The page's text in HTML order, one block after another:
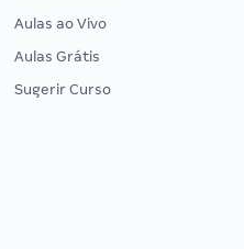
Aulas ao Vivo
Aulas Grátis
Sugerir Curso